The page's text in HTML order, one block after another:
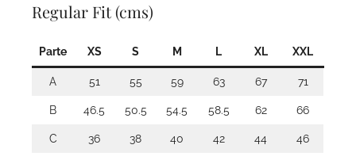
Regular Fit (cms)
Parte XS S M L XL XXL
A 51 55 59 63 67 71
B 46.5 50.5 54.5 58.5 62 66
C 36 38 40 42 44 46